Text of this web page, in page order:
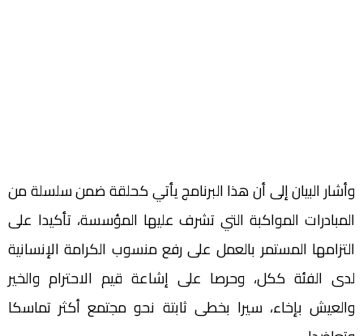
وأشار البيان إلى أن هذا البرنامج يأتي كحلقة ضمن سلسلة من
المبادرات المواكبة التي تشرف عليها المؤسسة، تأكيدا على
التزامها المستمر بالعمل على رفع منسوب الكرامة الإنسانية
لدى الفئة ككل، وحرصا على إشاعة قيم الاحترام والخير
والعيش بإخاء، سيرا بخطى ثابتة نحو مجتمع أكثر تماسكا